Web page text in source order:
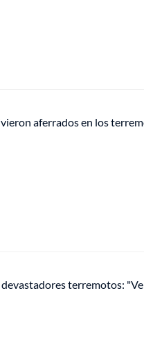
aferrados en los
terremotos: